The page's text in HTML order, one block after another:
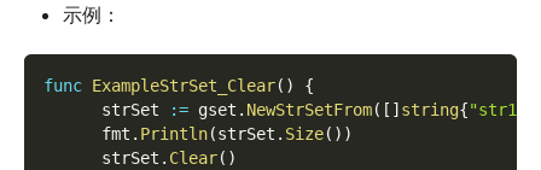
示例：
func ExampleStrSet_Clear( )
{
      strSet
:= gset . NewStrSetFrom( [ ] string{"str1"
      fmt
. Println(strSet . Size( ) )
      strSet
. Clear( )